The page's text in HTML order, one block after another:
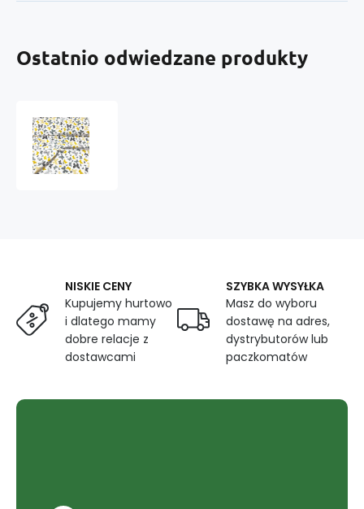
Ostatnio odwiedzane produkty
NISKIE CENY
Kupujemy hurtowo
i dlatego mamy
dobre relacje z
dostawcami
SZYBKA WYSYŁKA
Masz do wyboru
dostawę na adres,
dystrybutorów lub
paczkomatów